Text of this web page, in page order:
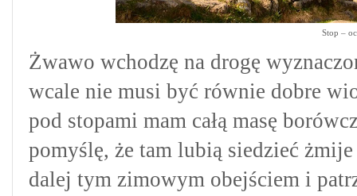
Stop –
Żwawo wchodzę na drogę
wcale nie musi być równie dobre
pod stopami mam całą masę
pomyślę, że tam lubią siedzieć
dalej tym zimowym obejściem i